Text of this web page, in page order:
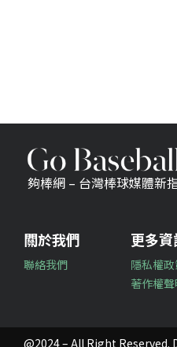
夠棒網 – 台灣棒球媒體新
關於我們
聯絡我們
更多資
隱私權
著作權聲
@2024 – All Right Reserved.